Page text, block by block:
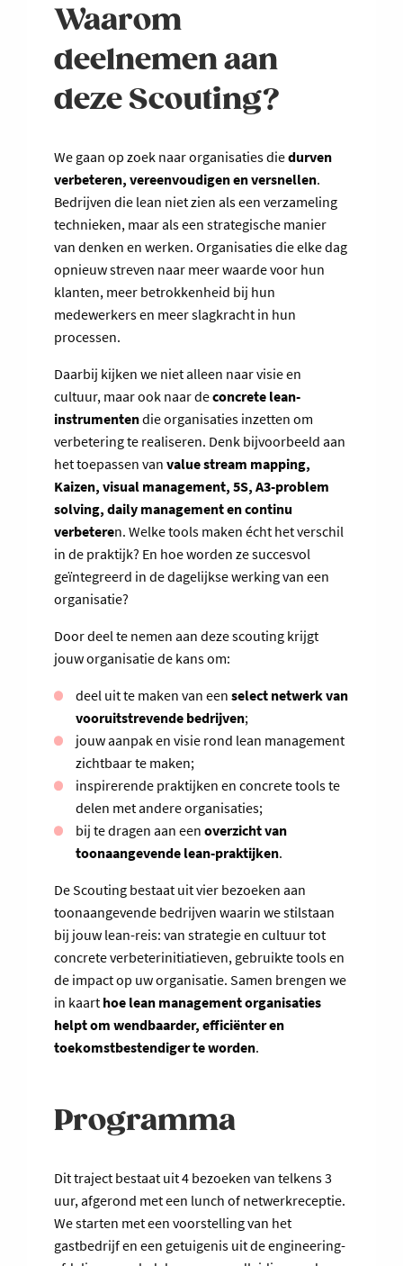
Waarom
deelnemen aan
deze Scouting?
We gaan op zoek naar organisaties diedurven
verbeteren, vereenvoudigen en versnellen.
Bedrijven die lean niet zien als een verzameling
technieken, maar als een strategische manier
van denken en werken. Organisaties die elke dag
opnieuw streven naar meer waarde voor hun
klanten, meer betrokkenheid bij hun
medewerkers en meer slagkracht in hun
processen.
Daarbij kijken we niet alleen naar visie en
cultuur, maar ook naar deconcrete lean-
instrumentendie organisaties inzetten om
verbetering te realiseren. Denk bijvoorbeeld aan
het toepassen van value stream mapping,
Kaizen, visual management, 5S, A3-problem
solving, daily management en continu
verbeteren. Welke tools maken écht het verschil
in de praktijk? En hoe worden ze succesvol
geïntegreerd in de dagelijkse werking van een
organisatie?
Door deel te nemen aan deze scouting krijgt
jouw organisatie de kans om:
deel uit te maken van een select netwerk van
vooruitstrevende bedrijven;
jouw aanpak en visie rond lean management
zichtbaar te maken;
inspirerende praktijken en concrete tools te
delen met andere organisaties;
bij te dragen aan een overzicht van
toonaangevende lean-praktijken.
De Scouting bestaat uit vier bezoeken aan
toonaangevende bedrijven waarin we stilstaan
bij jouw lean-reis: van strategie en cultuur tot
concrete verbeterinitiatieven, gebruikte tools en
de impact op uw organisatie. Samen brengen we
in kaart hoe lean management organisaties
helpt om wendbaarder, efficiënter en
toekomstbestendiger te worden.
Programma
Dit traject bestaat uit 4 bezoeken van telkens 3
uur, afgerond met een lunch of netwerkreceptie.
We starten met een voorstelling van het
gastbedrijf en een getuigenis uit de engineering-